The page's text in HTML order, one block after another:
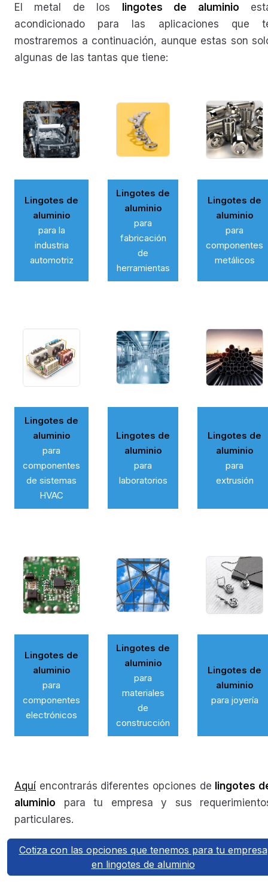
El metal de los lingotes de aluminio
acondicionado para las aplicaciones que
mostraremos a continuación, aunque estas son
algunas de las tantas que tiene:
Lingotes de
aluminio
para la
industria
automotriz
Lingotes de
aluminio
para
fabricación
de
herramientas
Lingotes de
aluminio
para
componentes
metálicos
Lingotes de
aluminio
para
componentes
de sistemas
HVAC
Lingotes de
aluminio
para
laboratorios
Lingotes de
aluminio
para
extrusión
Lingotes de
aluminio
para
componentes
electrónicos
Lingotes de
aluminio
para
materiales
de
construcción
Lingotes de
aluminio
para joyería
Aquí encontrarás diferentes opciones de lingotes
aluminio para tu empresa y sus
particulares.
Cotiza con las opciones que tenemos para tu empresa
en lingotes de aluminio